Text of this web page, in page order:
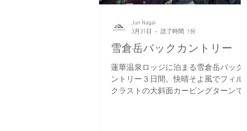
雪倉岳バックカントリー
蓮華温泉ロッジに泊まる雪倉岳バックカ
ントリー３日間。快晴そよ風でフィルム
クラストの大斜面カービングターンで優
Jun Nagai
3月31日
読了時間: 1分